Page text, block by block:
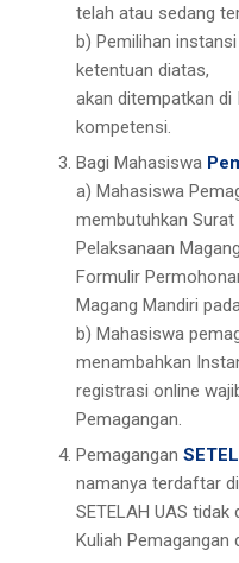
telah atau sedang
b) Pemilihan
ketentuan diatas,
akan ditempatkan di
kompetensi.
Bagi Mahasiswa
a) Mahasiswa
membutuhkan Surat
Pelaksanaan
Formulir
Magang Mandiri
b) Mahasiswa
menambahkan
registrasi online
Pemagangan.
Pemagangan
namanya terdaftar
SETELAH UAS
Kuliah Pemagangan